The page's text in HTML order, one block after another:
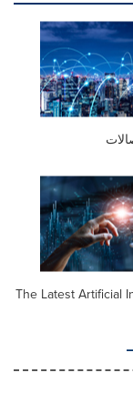
The Latest Artificial